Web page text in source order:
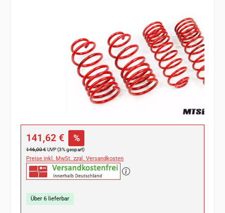
Verkaufspreis:
141,62 € %
Regulärer Preis:
146,00 €UVP (3% gespart)
Preise inkl. MwSt. zzgl. Versandkosten
Über 6 lieferbar